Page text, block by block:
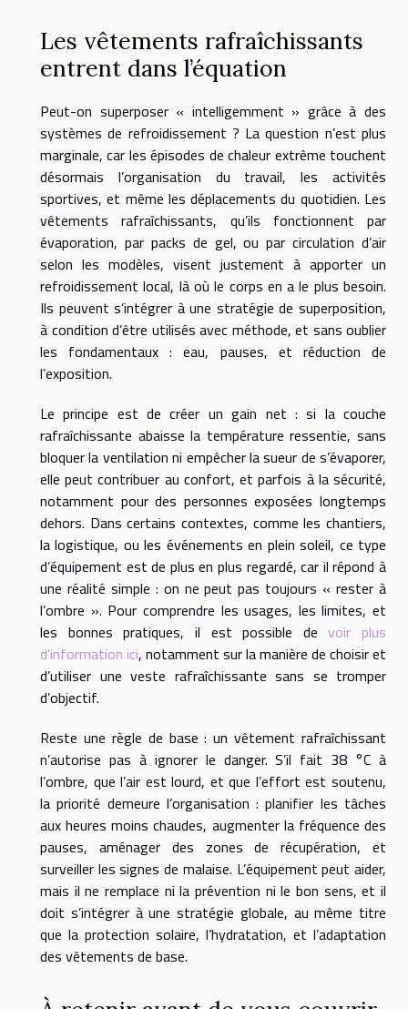
Les vêtements rafraîchissants
entrent dans l’équation
Peut-on superposer « intelligemment » grâce à des
systèmes de refroidissement ? La question n’est plus
marginale, car les épisodes de chaleur extrême touchent
désormais l’organisation du travail, les activités
sportives, et même les déplacements du quotidien. Les
vêtements rafraîchissants, qu’ils fonctionnent par
évaporation, par packs de gel, ou par circulation d’air
selon les modèles, visent justement à apporter un
refroidissement local, là où le corps en a le plus besoin.
Ils peuvent s’intégrer à une stratégie de superposition,
à condition d’être utilisés avec méthode, et sans oublier
les fondamentaux : eau, pauses, et réduction de
l’exposition.
Le principe est de créer un gain net : si la couche
rafraîchissante abaisse la température ressentie, sans
bloquer la ventilation ni empêcher la sueur de s’évaporer,
elle peut contribuer au confort, et parfois à la sécurité,
notamment pour des personnes exposées longtemps
dehors. Dans certains contextes, comme les chantiers,
la logistique, ou les événements en plein soleil, ce type
d’équipement est de plus en plus regardé, car il répond à
une réalité simple : on ne peut pas toujours « rester à
l’ombre ». Pour comprendre les usages, les limites, et
les bonnes pratiques, il est possible devoir plus
d'information ici, notamment sur la manière de choisir et
d’utiliser une veste rafraîchissante sans se tromper
d’objectif.
Reste une règle de base : un vêtement rafraîchissant
n’autorise pas à ignorer le danger. S’il fait 38 °C à
l’ombre, que l’air est lourd, et que l’effort est soutenu,
la priorité demeure l’organisation : planifier les tâches
aux heures moins chaudes, augmenter la fréquence des
pauses, aménager des zones de récupération, et
surveiller les signes de malaise. L’équipement peut aider,
mais il ne remplace ni la prévention ni le bon sens, et il
doit s’intégrer à une stratégie globale, au même titre
que la protection solaire, l’hydratation, et l’adaptation
des vêtements de base.